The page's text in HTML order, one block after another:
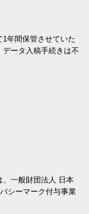
年間保管させていた
ータ入稿手続きは不
、一般財団法人 日本
シーマーク付与事業